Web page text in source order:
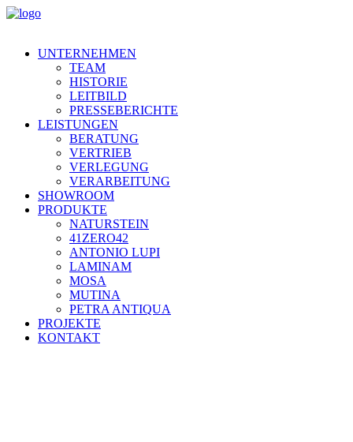
UNTERNEHMEN
TEAM
HISTORIE
LEITBILD
PRESSEBERICHTE
LEISTUNGEN
BERATUNG
VERTRIEB
VERLEGUNG
VERARBEITUNG
SHOWROOM
PRODUKTE
NATURSTEIN
41ZERO42
ANTONIO LUPI
LAMINAM
MOSA
MUTINA
PETRA ANTIQUA
PROJEKTE
KONTAKT